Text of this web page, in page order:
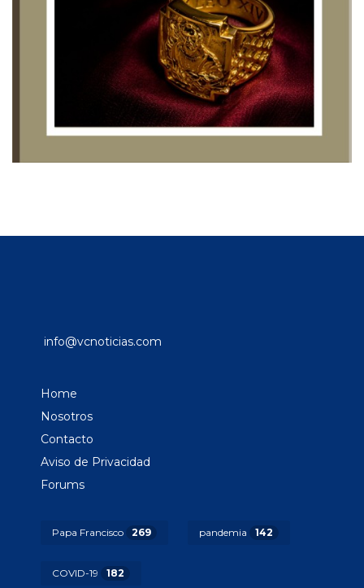
info@vcnoticias.com
Home
Nosotros
Contacto
Aviso de Privacidad
Forums
Papa Francisco 269 pandemia 142
COVID-19 182